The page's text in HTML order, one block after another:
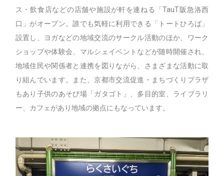
ス・飲食店などの店舗や施設が軒を連ねる「TauT阪急洛西
口」がオープン。誰でも気軽に利用できる「トートひろば」
設置し、ヨガなどの地域交流のサークル活動のほか、ワーク
ショップや体験会、マルシェイベントなどが随時開催され、
地域住民や関係者と連携を図りながら、さまざまな活動に取
り組んでいます。また、京都市交流促進・まちづくりプラザ
もあり子供のあそび場「ガタゴト」、多目的室、ライブラリ
ー、カフェがあり地域の拠点にもなっています。